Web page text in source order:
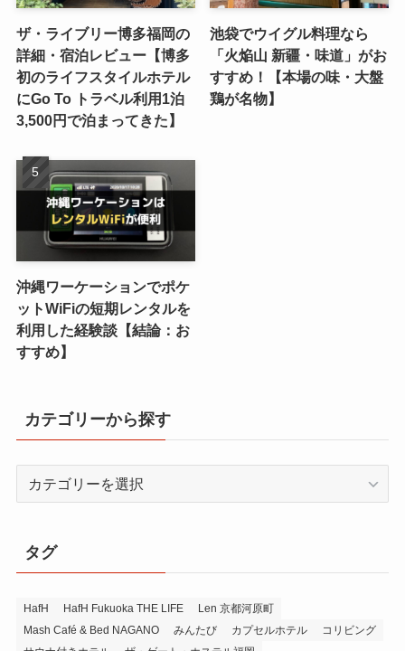
ザ・ライブリー博多福岡の
詳細・宿泊レビュー【博多
初のライフスタイルホテル
にGo To トラベル利用1泊
3,500円で泊まってきた】
池袋でウイグル料理なら
「火焔山 新疆・味道」がお
すすめ！【本場の味・大盤
鶏が名物】
沖縄ワーケーションでポケ
ットWiFiの短期レンタルを
利用した経験談【結論：お
すすめ】
カテゴリーから探す
ー
ら
探
タグ
HafH HafH Fukuoka THE LIFE
Len 京都河原町
Mash Café & Bed NAGANO
みんたび カプセルホテル
コリビング